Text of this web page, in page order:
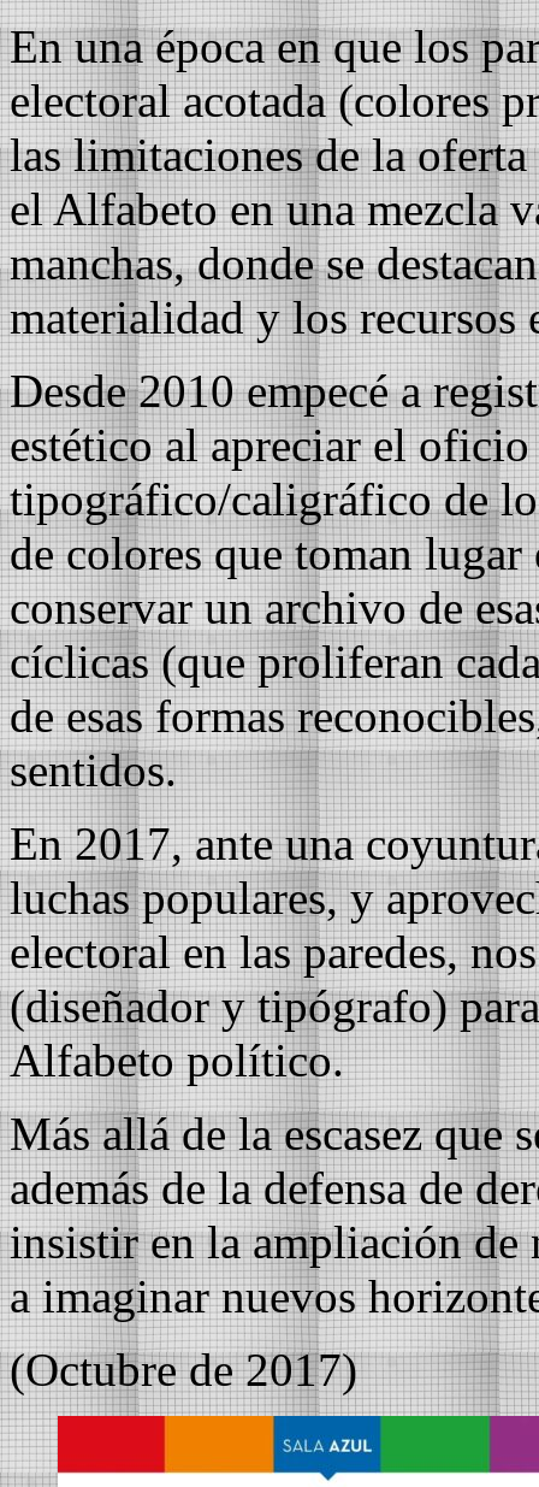
En una época en que los
electoral acotada (colores
las limitaciones de la
el Alfabeto en una mezcla
manchas, donde se
materialidad y los recursos
Desde 2010 empecé a
estético al apreciar el
tipográfico/caligráfico de
de colores que toman lugar
conservar un archivo de
cíclicas (que proliferan
de esas formas
sentidos.
En 2017, ante una
luchas populares, y
electoral en las paredes,
(diseñador y tipógrafo)
Alfabeto político.
Más allá de la escasez que
además de la defensa de
insistir en la ampliación de
a imaginar nuevos
(Octubre de 2017)